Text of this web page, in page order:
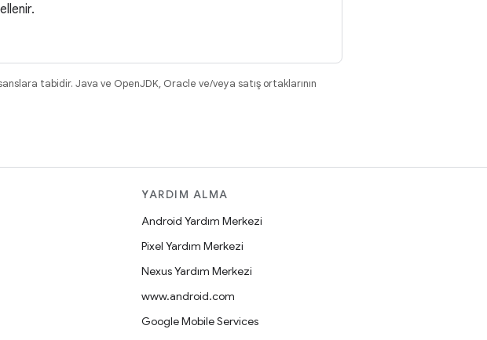
tabidir. Java ve OpenJDK, Oracle ve/veya satış ortaklarının
YARDIM ALMA
Android Yardım Merkezi
Pixel Yardım Merkezi
Nexus Yardım Merkezi
www.android.com
Google Mobile Services